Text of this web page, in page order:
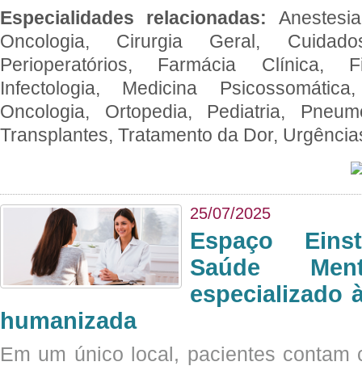
Especialidades relacionadas:
Oncologia, Cirurgia Geral,
Perioperatórios, Farmácia Clínica,
Infectologia, Medicina
Oncologia, Ortopedia, Pediatria,
Transplantes, Tratamento da Dor,
25/07/2025
Espaço
Saúde
especializado
humanizada
Em um único local, pacientes contam